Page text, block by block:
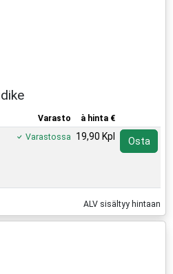
Varasto à hinta €
Varastossa 19,90 Kpl Osta
ALV sisältyy hintaan